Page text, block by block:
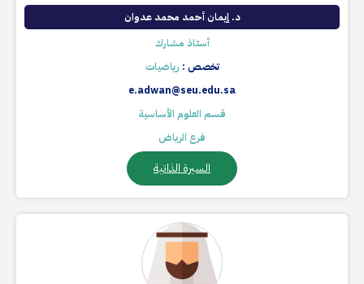
د. إيمان أحمد محمد عدوان
أستاذ مشارك
تخصص : رياضيات
e.adwan@seu.edu.sa
قسم العلوم الأساسية
فرع الرياض
السيرة الذاتية